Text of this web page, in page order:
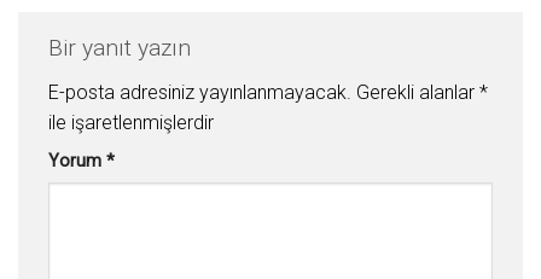
Bir yanıt yazın
E-posta adresiniz yayınlanmayacak. Gerekli alanlar *
ile işaretlenmişlerdir
Yorum *